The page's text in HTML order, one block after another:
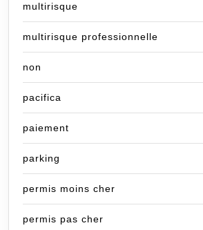
multirisque
multirisque professionnelle
non
pacifica
paiement
parking
permis moins cher
permis pas cher